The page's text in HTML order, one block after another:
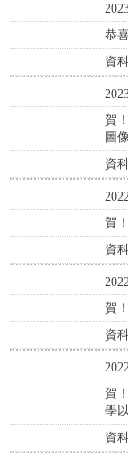
恭
資
賀
圖
資
賀
資
賀
資
賀
學
資